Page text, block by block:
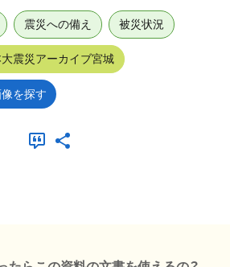
震災への備え 被災状況
震災アーカイブ宮城
を探す